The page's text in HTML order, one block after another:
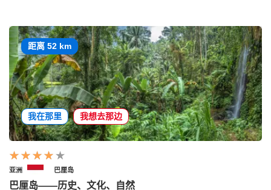
距离 52 km
我在那里 我想去那边
亚洲 巴厘岛
巴厘岛——历史、文化、自然